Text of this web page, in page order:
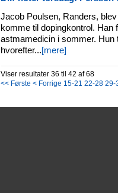
Jacob Poulsen, Randers,
komme til dopingkontrol.
astmamedicin i sommer. Hun
hvorefter...[mere]
Viser resultater 36 til 42 af 68
<< Første < Forrige 15-21 22-28 29-